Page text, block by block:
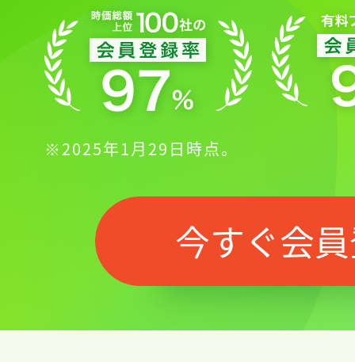
※2025年1月29日時点。
今すぐ会